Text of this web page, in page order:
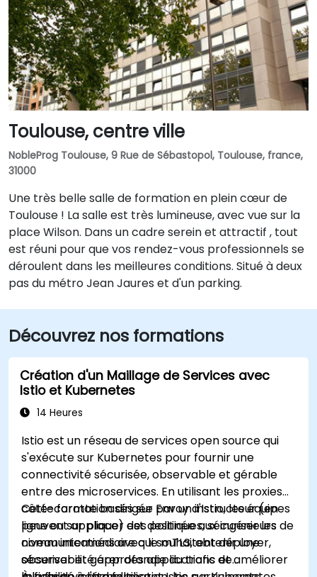
Toulouse, centre ville
NobleProg Toulouse, 9 Rue de Sébastopol, Toulouse, france,
31000
Une très belle salle de formation en plein cœur de
Toulouse ! La salle est très lumineuse, avec vue sur la
place Wilson. Dans un cadre serein et attractif , tout
est réuni pour que vos rendez-vous professionnels se
déroulent dans les meilleures conditions. Situé à deux
pas du métro Jean Jaures et d'un parking.
Découvrez nos formations
Création d'un Maillage de Services avec
Istio et Kubernetes
14 Heures
Istio est un réseau de services open source qui
s'exécute sur Kubernetes pour fournir une
connectivité sécurisée, observable et gérable
entre des microservices. En utilisant les proxies
côté-carotte basés sur Envoy d'Istio, les équipes
peuvent appliquer des politiques, sécuriser les
communications avec le mTLS, obtenir une
observabilité approfondie du trafic et améliorer
Cette formation dirigée par un instructeur (en
ligne ou sur place) est destinée aux ingénieurs de
niveau intermédiaire qui souhaitent déployer,
sécuriser et gérer des applications de